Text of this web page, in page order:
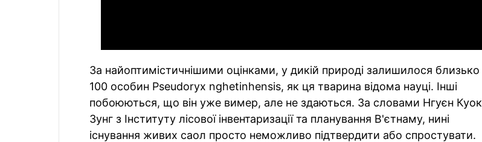
За найоптимістичнішими оцінками, у дикій природі залишилося близько
100 особин Pseudoryx nghetinhensis, як ця тварина відома науці. Інші
побоюються, що він уже вимер, але не здаються. За словами Нгуєн Куок
Зунг з Інституту лісової інвентаризації та планування В'єтнаму, нині
існування живих саол просто неможливо підтвердити або спростувати.